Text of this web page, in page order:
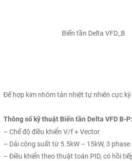
Biến tần Delta VFD_B
Đế hợp kim nhôm tản nhiệt tự nhiên cực kỳ
Thông số kỹ thuật Biến tần Delta VFD B-P:
– Chế độ điều khiển V/f + Vector
– Dải công suất từ 5.5kW – 15kW, 3 phase
– Điều khiển theo thuật toán PID, có hồi